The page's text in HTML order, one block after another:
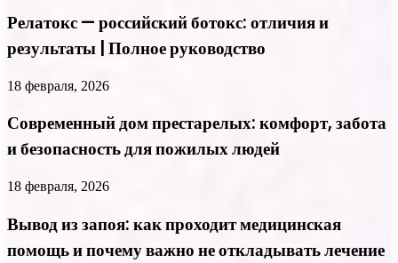
Релатокс — российский ботокс: отличия и
результаты | Полное руководство
18 февраля, 2026
Современный дом престарелых: комфорт, забота
и безопасность для пожилых людей
18 февраля, 2026
Вывод из запоя: как проходит медицинская
помощь и почему важно не откладывать лечение